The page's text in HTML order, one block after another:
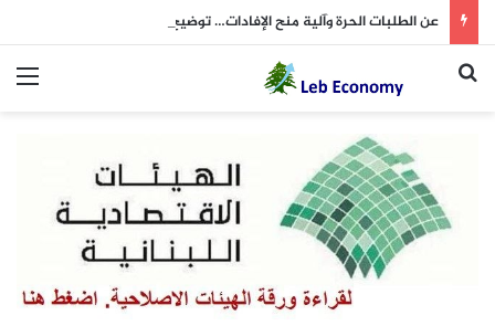
عن الطلبات الحرة وآلية منح الإفادات… توضيح من “التربية”
بحث عن